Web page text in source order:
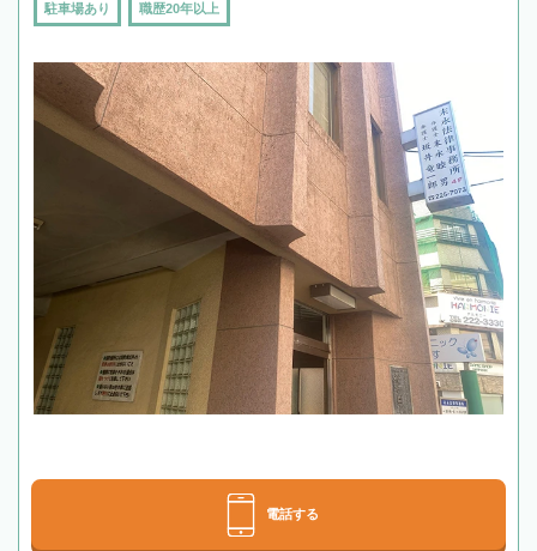
駐車場あり 職歴20年以上
電話する